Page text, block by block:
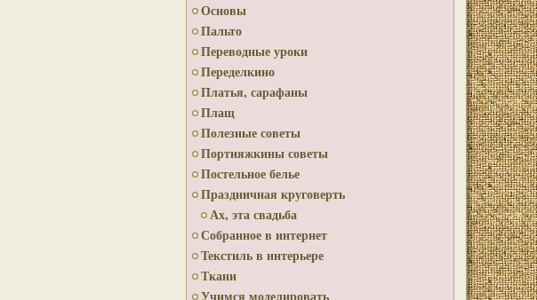
Основы
Пальто
Переводные уроки
Переделкино
Платья, сарафаны
Плащ
Полезные советы
Портняжкины советы
Постельное белье
Праздничная круговерть
Ах, эта свадьба
Собранное в интернет
Текстиль в интерьере
Ткани
Учимся моделировать